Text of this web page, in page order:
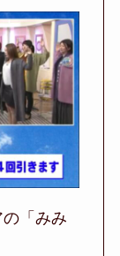
「みみ